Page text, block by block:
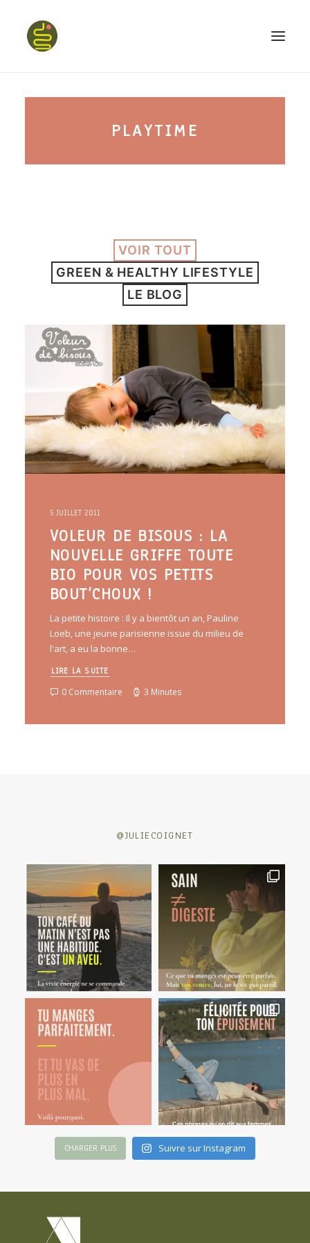
PROGRAMME HAPPY BELLY
CONFÉRENCES
podcast kinoa
YOGA
faire le quiz
Recherche
Panier
PLAYTIME
VOIR TOUT
GREEN & HEALTHY LIFESTYLE
LE BLOG
5 JUILLET 2011
VOLEUR DE BISOUS : LA
NOUVELLE GRIFFE TOUTE
BIO POUR VOS PETITS
BOUT’CHOUX !
La petite histoire : Il y a bientôt un an, Pauline
Loeb, une jeune parisienne issue du milieu de
l'art, a eu la bonne…
LIRE LA SUITE
0 Commentaire 3 Minutes
@JULIECOIGNET
CHARGER PLUS Suivre sur Instagram